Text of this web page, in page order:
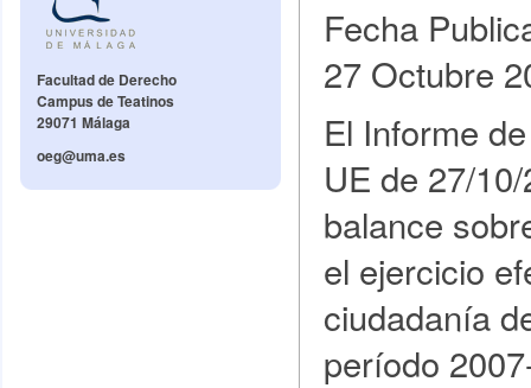
Facultad de Derecho
Campus de Teatinos
29071 Málaga
oeg@uma.es
Fecha
27 Octubre
El Informe
UE de 27/
balance
el ejercicio
ciudadanía
período